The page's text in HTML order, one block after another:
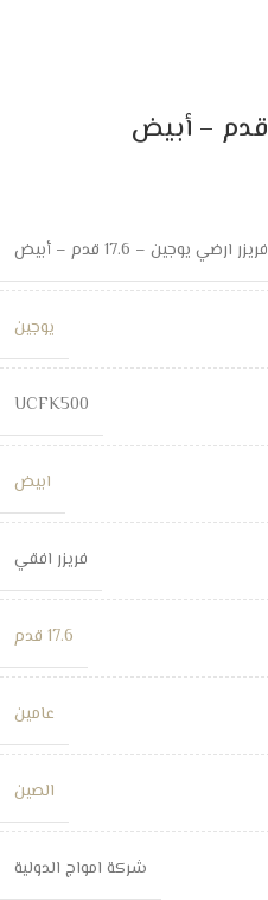
فريزر ارضي يوجين – 17.6 قدم – أبيض
يوجين
UCFK500
ابيض
فريزر افقي
17.6 قدم
عامين
الصين
شركة امواج الدولية